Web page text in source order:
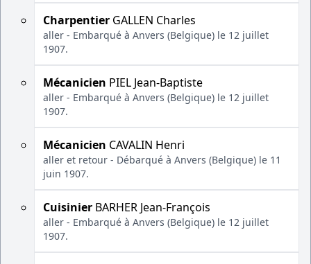
Charpentier GALLEN Charles
aller - Embarqué à Anvers (Belgique) le 12 juillet
1907.
Mécanicien PIEL Jean-Baptiste
aller - Embarqué à Anvers (Belgique) le 12 juillet
1907.
Mécanicien CAVALIN Henri
aller et retour - Débarqué à Anvers (Belgique) le 11
juin 1907.
Cuisinier BARHER Jean-François
aller - Embarqué à Anvers (Belgique) le 12 juillet
1907.